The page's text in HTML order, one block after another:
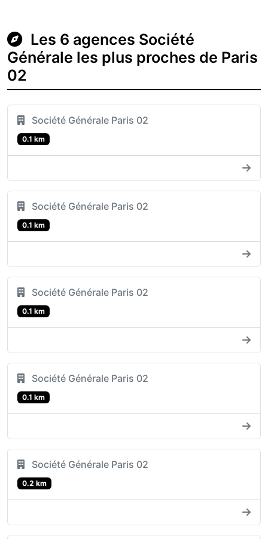
Les 6 agences Société
Générale les plus proches de Paris
02
Société Générale Paris 02
0.1 km
Société Générale Paris 02
0.1 km
Société Générale Paris 02
0.1 km
Société Générale Paris 02
0.1 km
Société Générale Paris 02
0.2 km